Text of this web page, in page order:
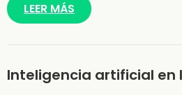
LEER MÁS
Inteligencia artificial